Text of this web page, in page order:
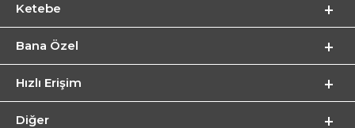
Ketebe
Bana Özel
Hızlı Erişim
Diğer